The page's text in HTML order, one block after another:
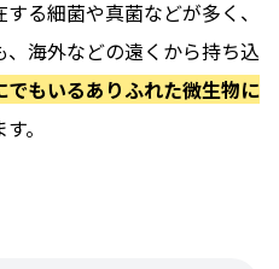
る細菌や真菌などが多く、
海外などの遠くから持ち込
でもいるありふれた微生物に
。